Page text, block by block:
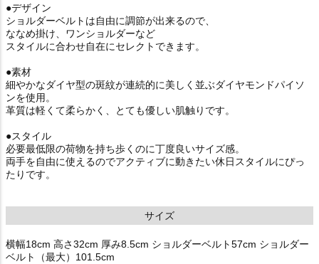
●デザイン
ショルダーベルトは自由に調節が出来るので、
ななめ掛け、ワンショルダーなど
スタイルに合わせ自在にセレクトできます。
●素材
細やかなダイヤ型の斑紋が連続的に美しく並ぶダイヤモンドパイソ
ンを使用。
革質は軽くて柔らかく、とても優しい肌触りです。
●スタイル
必要最低限の荷物を持ち歩くのに丁度良いサイズ感。
両手を自由に使えるのでアクティブに動きたい休日スタイルにぴっ
たりです。
サイズ
横幅18cm 高さ32cm 厚み8.5cm ショルダーベルト57cm ショルダー
ベルト（最大）101.5cm